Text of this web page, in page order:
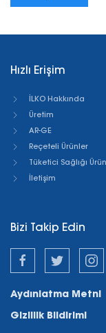
Hızlı Erişim
İLKO Hakkında
Üretim
AR-GE
Reçeteli Ürünler
Tüketici Sağlığı
İletişim
Bizi Takip Edin
Aydınlatma Metni
Gizlilik Bildirimi